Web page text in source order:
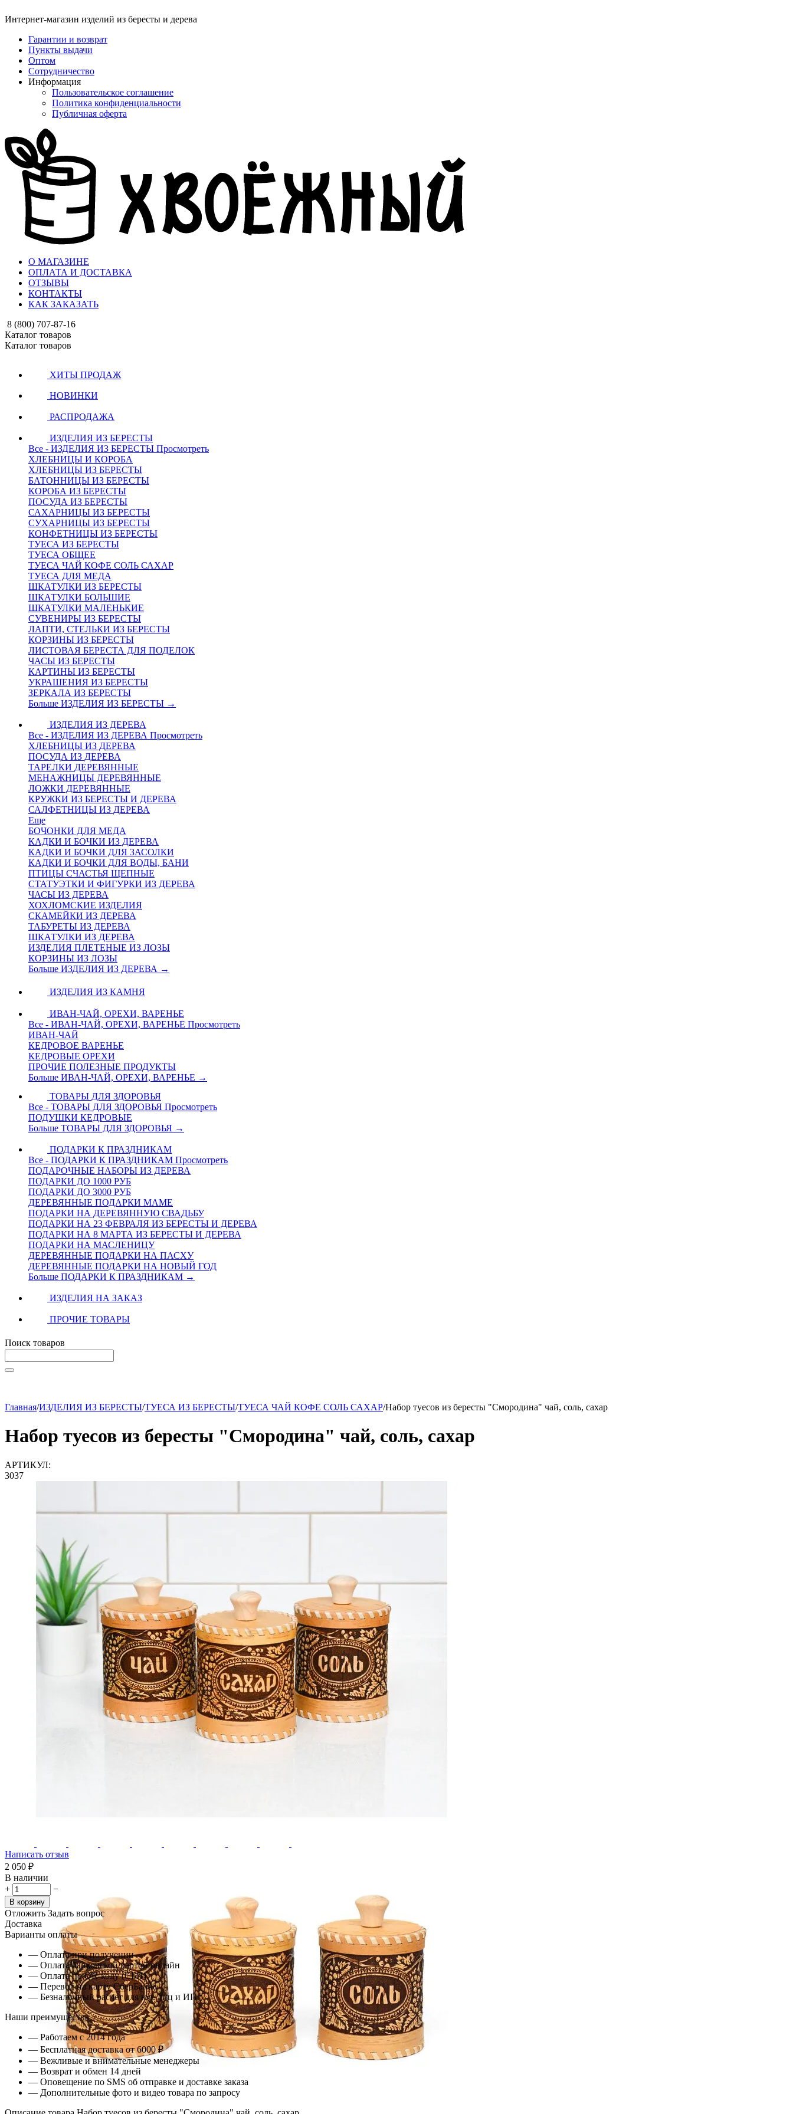
Интернет-магазин изделий из бересты и дерева
Гарантии и возврат
Пункты выдачи
Оптом
Сотрудничество
Информация
Пользовательское соглашение
Политика конфиденциальности
Публичная оферта
О МАГАЗИНЕ
ОПЛАТА И ДОСТАВКА
ОТЗЫВЫ
КОНТАКТЫ
КАК ЗАКАЗАТЬ
8 (800) 707-87-16
Каталог товаров
Каталог товаров
ХИТЫ ПРОДАЖ
НОВИНКИ
РАСПРОДАЖА
ИЗДЕЛИЯ ИЗ БЕРЕСТЫ
Все - ИЗДЕЛИЯ ИЗ БЕРЕСТЫ Просмотреть
ХЛЕБНИЦЫ И КОРОБА
ХЛЕБНИЦЫ ИЗ БЕРЕСТЫ
БАТОННИЦЫ ИЗ БЕРЕСТЫ
КОРОБА ИЗ БЕРЕСТЫ
ПОСУДА ИЗ БЕРЕСТЫ
САХАРНИЦЫ ИЗ БЕРЕСТЫ
СУХАРНИЦЫ ИЗ БЕРЕСТЫ
КОНФЕТНИЦЫ ИЗ БЕРЕСТЫ
ТУЕСА ИЗ БЕРЕСТЫ
ТУЕСА ОБЩЕЕ
ТУЕСА ЧАЙ КОФЕ СОЛЬ САХАР
ТУЕСА ДЛЯ МЕДА
ШКАТУЛКИ ИЗ БЕРЕСТЫ
ШКАТУЛКИ БОЛЬШИЕ
ШКАТУЛКИ МАЛЕНЬКИЕ
СУВЕНИРЫ ИЗ БЕРЕСТЫ
ЛАПТИ, СТЕЛЬКИ ИЗ БЕРЕСТЫ
КОРЗИНЫ ИЗ БЕРЕСТЫ
ЛИСТОВАЯ БЕРЕСТА ДЛЯ ПОДЕЛОК
ЧАСЫ ИЗ БЕРЕСТЫ
КАРТИНЫ ИЗ БЕРЕСТЫ
УКРАШЕНИЯ ИЗ БЕРЕСТЫ
ЗЕРКАЛА ИЗ БЕРЕСТЫ
Больше ИЗДЕЛИЯ ИЗ БЕРЕСТЫ →
ИЗДЕЛИЯ ИЗ ДЕРЕВА
Все - ИЗДЕЛИЯ ИЗ ДЕРЕВА Просмотреть
ХЛЕБНИЦЫ ИЗ ДЕРЕВА
ПОСУДА ИЗ ДЕРЕВА
ТАРЕЛКИ ДЕРЕВЯННЫЕ
МЕНАЖНИЦЫ ДЕРЕВЯННЫЕ
ЛОЖКИ ДЕРЕВЯННЫЕ
КРУЖКИ ИЗ БЕРЕСТЫ И ДЕРЕВА
САЛФЕТНИЦЫ ИЗ ДЕРЕВА
Еще
БОЧОНКИ ДЛЯ МЕДА
КАДКИ И БОЧКИ ИЗ ДЕРЕВА
КАДКИ И БОЧКИ ДЛЯ ЗАСОЛКИ
КАДКИ И БОЧКИ ДЛЯ ВОДЫ, БАНИ
ПТИЦЫ СЧАСТЬЯ ЩЕПНЫЕ
СТАТУЭТКИ И ФИГУРКИ ИЗ ДЕРЕВА
ЧАСЫ ИЗ ДЕРЕВА
ХОХЛОМСКИЕ ИЗДЕЛИЯ
СКАМЕЙКИ ИЗ ДЕРЕВА
ТАБУРЕТЫ ИЗ ДЕРЕВА
ШКАТУЛКИ ИЗ ДЕРЕВА
ИЗДЕЛИЯ ПЛЕТЕНЫЕ ИЗ ЛОЗЫ
КОРЗИНЫ ИЗ ЛОЗЫ
Больше ИЗДЕЛИЯ ИЗ ДЕРЕВА →
ИЗДЕЛИЯ ИЗ КАМНЯ
ИВАН-ЧАЙ, ОРЕХИ, ВАРЕНЬЕ
Все - ИВАН-ЧАЙ, ОРЕХИ, ВАРЕНЬЕ Просмотреть
ИВАН-ЧАЙ
КЕДРОВОЕ ВАРЕНЬЕ
КЕДРОВЫЕ ОРЕХИ
ПРОЧИЕ ПОЛЕЗНЫЕ ПРОДУКТЫ
Больше ИВАН-ЧАЙ, ОРЕХИ, ВАРЕНЬЕ →
ТОВАРЫ ДЛЯ ЗДОРОВЬЯ
Все - ТОВАРЫ ДЛЯ ЗДОРОВЬЯ Просмотреть
ПОДУШКИ КЕДРОВЫЕ
Больше ТОВАРЫ ДЛЯ ЗДОРОВЬЯ →
ПОДАРКИ К ПРАЗДНИКАМ
Все - ПОДАРКИ К ПРАЗДНИКАМ Просмотреть
ПОДАРОЧНЫЕ НАБОРЫ ИЗ ДЕРЕВА
ПОДАРКИ ДО 1000 РУБ
ПОДАРКИ ДО 3000 РУБ
ДЕРЕВЯННЫЕ ПОДАРКИ МАМЕ
ПОДАРКИ НА ДЕРЕВЯННУЮ СВАДЬБУ
ПОДАРКИ НА 23 ФЕВРАЛЯ ИЗ БЕРЕСТЫ И ДЕРЕВА
ПОДАРКИ НА 8 МАРТА ИЗ БЕРЕСТЫ И ДЕРЕВА
ПОДАРКИ НА МАСЛЕНИЦУ
ДЕРЕВЯННЫЕ ПОДАРКИ НА ПАСХУ
ДЕРЕВЯННЫЕ ПОДАРКИ НА НОВЫЙ ГОД
Больше ПОДАРКИ К ПРАЗДНИКАМ →
ИЗДЕЛИЯ НА ЗАКАЗ
ПРОЧИЕ ТОВАРЫ
Поиск товаров
Главная/ИЗДЕЛИЯ ИЗ БЕРЕСТЫ/ТУЕСА ИЗ БЕРЕСТЫ/ТУЕСА ЧАЙ КОФЕ СОЛЬ САХАР/Набор туесов из бересты "Смородина" чай, соль, сахар
Набор туесов из бересты "Смородина" чай, соль, сахар
АРТИКУЛ:
3037
Написать отзыв
2 050 ₽
В наличии
+
−
В корзину
Отложить Задать вопрос
Доставка
Варианты оплаты
— Оплата при получении
— Оплата банковской картой онлайн
— Оплата по QR-коду (СБП)
— Перевод на карту СберБанка
— Безналичный расчет для юр. лиц и ИП
Наши преимущества
— Работаем с 2014 года
— Бесплатная доставка от 6000 ₽
— Вежливые и внимательные менеджеры
— Возврат и обмен 14 дней
— Оповещение по SMS об отправке и доставке заказа
— Дополнительные фото и видео товара по запросу